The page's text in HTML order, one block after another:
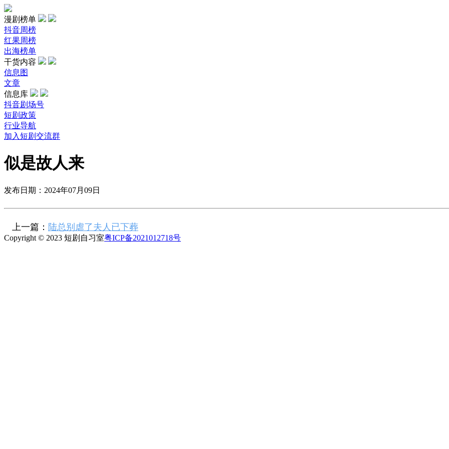
漫剧榜单
抖音周榜
红果周榜
出海榜单
干货内容
信息图
文章
信息库
抖音剧场号
短剧政策
行业导航
加入短剧交流群
似是故人来
发布日期：2024年07月09日
上一篇： 陆总别虐了夫人已下葬
Copyright © 2023 短剧自习室粤ICP备2021012718号